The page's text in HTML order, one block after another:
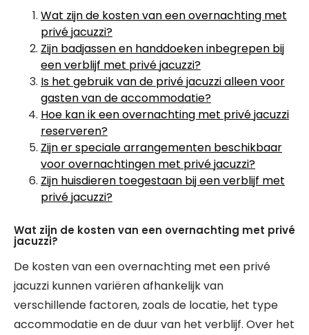
Wat zijn de kosten van een overnachting met
privé jacuzzi?
Zijn badjassen en handdoeken inbegrepen bij
een verblijf met privé jacuzzi?
Is het gebruik van de privé jacuzzi alleen voor
gasten van de accommodatie?
Hoe kan ik een overnachting met privé jacuzzi
reserveren?
Zijn er speciale arrangementen beschikbaar
voor overnachtingen met privé jacuzzi?
Zijn huisdieren toegestaan bij een verblijf met
privé jacuzzi?
Wat zijn de kosten van een overnachting met privé
jacuzzi?
De kosten van een overnachting met een privé
jacuzzi kunnen variëren afhankelijk van
verschillende factoren, zoals de locatie, het type
accommodatie en de duur van het verblijf. Over het